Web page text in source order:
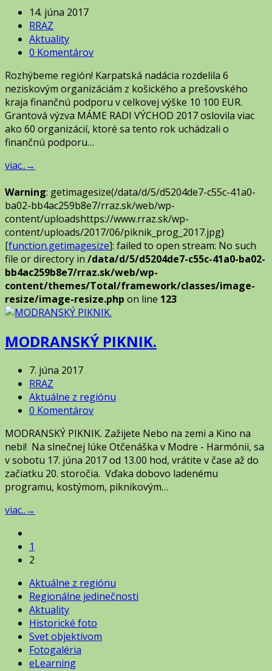
14. júna 2017
RRAZ
Aktuality
0 Komentárov
Rozhýbeme región! Karpatská nadácia rozdelila 6
neziskovým organizáciám z košického a prešovského
kraja finančnú podporu v celkovej výške 10 100 EUR.
Grantová výzva MÁME RADI VÝCHOD 2017 oslovila viac
ako 60 organizácií, ktoré sa tento rok uchádzali o
finančnú podporu…
viac..→
Warning: getimagesize(/data/d/5/d5204de7-c55c-41a0-
ba02-bb4ac259b8e7/rraz.sk/web/wp-
content/uploadshttps://www.rraz.sk/wp-
content/uploads/2017/06/piknik_prog_2017.jpg)
[function.getimagesize]: failed to open stream: No such
file or directory in /data/d/5/d5204de7-c55c-41a0-ba02-
bb4ac259b8e7/rraz.sk/web/wp-
content/themes/Total/framework/classes/image-
resize/image-resize.php on line 123
MODRANSKÝ PIKNIK.
7. júna 2017
RRAZ
Aktuálne z regiónu
0 Komentárov
MODRANSKÝ PIKNIK. Zažijete Nebo na zemi a Kino na
nebi! Na slnečnej lúke Otčenáška v Modre - Harmónii, sa
v sobotu 17. júna 2017 od 13.00 hod, vrátite v čase až do
začiatku 20. storočia. Vďaka dobovo ladenému
programu, kostýmom, piknikovým…
viac..→
1
2
Aktuálne z regiónu
Regionálne jedinečnosti
Aktuality
Historické foto
Svet objektívom
Fotogaléria
eLearning